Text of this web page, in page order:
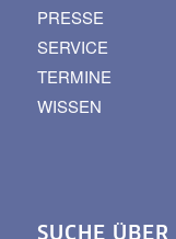
PRESSE
SERVICE
TERMINE
WISSEN
SUCHE